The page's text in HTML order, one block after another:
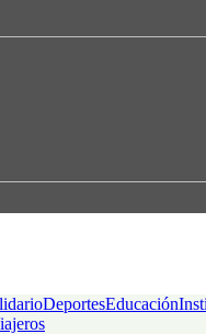
DeportesEducación